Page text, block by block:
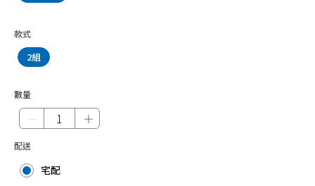
用
除濕、防霉劑品
除臭、芳香
水管疏通
防水噴霧
款式
2組
數量
＋
配送
宅配